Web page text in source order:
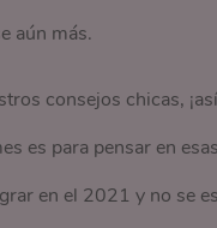
aún más.
consejos chicas,
es para pensar en
en el 2021 y no se